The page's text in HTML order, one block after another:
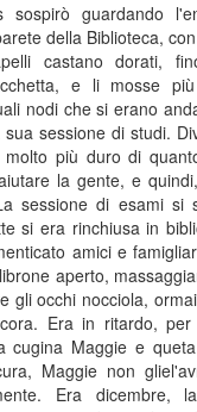
sospirò guardando
della Biblioteca,
castano dorati,
e li mosse
nodi che si erano
sessione di studi.
molto più duro di
la gente, e
sessione di esami si
si era rinchiusa in
amici e
aperto,
gli occhi nocciola,
Era in ritardo,
cugina Maggie e
Maggie non
Era dicembre,